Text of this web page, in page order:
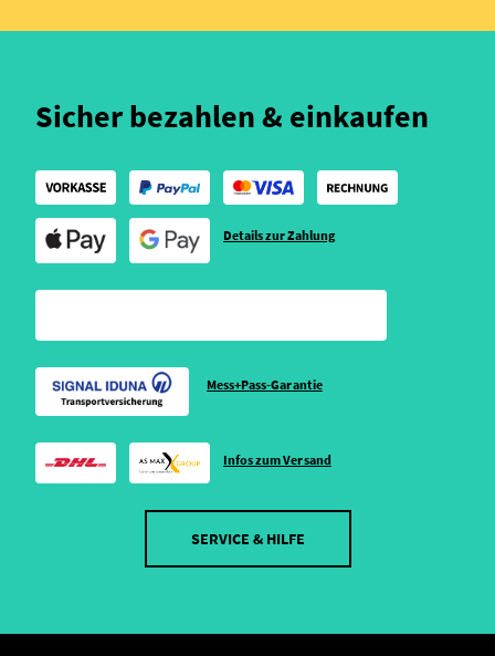
Sicher bezahlen & einkaufen
Details zur Zahlung
Mess+Pass-Garantie
Infos zum Versand
SERVICE & HILFE